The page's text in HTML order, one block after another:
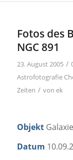
Fotos des
NGC 891
23. August 2005 /
Astrofotografie
Zeiten / von ek
Objekt
Datum